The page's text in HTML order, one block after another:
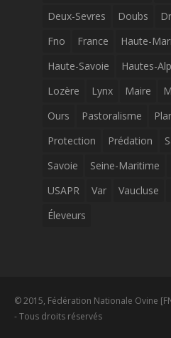
Deux-Sevres
Doubs
Fno
France Haute-
Haute-Savoie
Hautes-
Lozère
Lynx Maire
Ours
Pastoralisme
Protection
Prédation
Savoie
Seine-Maritime
USAPR
Var Vaucluse
Éleveurs
© 2015, Fédération Nationale Ovine
- Tous droits réservés